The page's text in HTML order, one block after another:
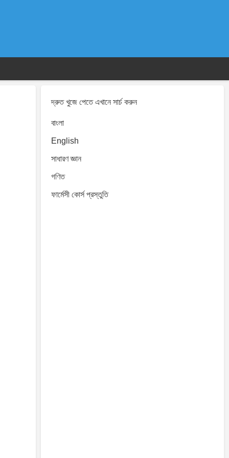
দ্রুত খুজে পেতে এখানে সার্চ করুন
বাংলা
English
সাধারণ জ্ঞান
গণিত
ফার্মেসী কোর্স প্রস্তুতি